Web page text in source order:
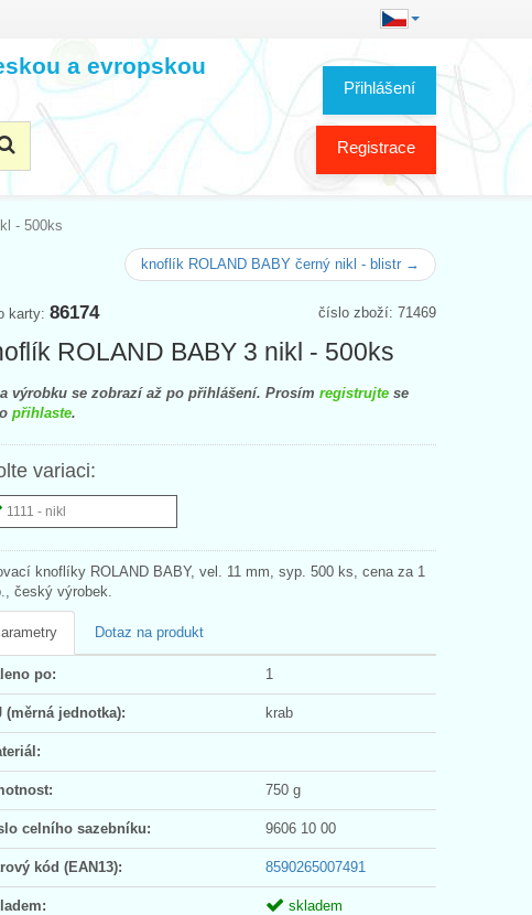
Přihlášení
Registrace
a evropskou
- 500ks
knoflík ROLAND BABY černý nikl - blistr →
číslo zboží: 71469
karty: 86174
ROLAND BABY 3 nikl - 500ks
výrobku se zobrazí až po přihlášení. Prosím registrujte se
přihlaste.
variaci:
1111 - nikl
knoflíky ROLAND BABY, vel. 11 mm, syp. 500 ks, cena za 1
český výrobek.
Dotaz na produkt
po: 1
(měrná jednotka): krab
750 g
celního sazebníku: 9606 10 00
kód (EAN13): 8590265007491
skladem